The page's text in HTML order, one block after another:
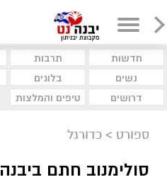
חדשות תרבות
נשים
בלוגים
דרושים
טיפים והמלצות
ספורט > כדורגל
סולימנוב חתם ביבנה